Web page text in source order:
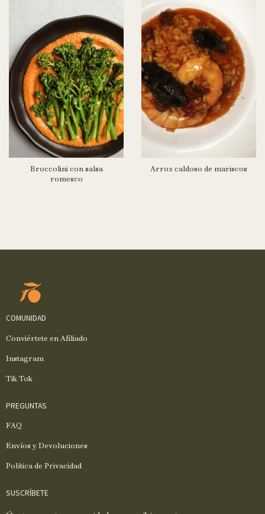
Broccolini con salsa
romesco
Arroz caldoso de mariscos
COMUNIDAD
Conviértete en Afiliado
Instagram
Tik Tok
PREGUNTAS
FAQ
Envíos y Devoluciones
Política de Privacidad
SUSCRÍBETE